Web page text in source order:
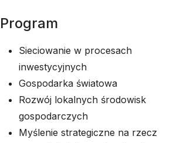
Program
Sieciowanie w procesach
inwestycyjnych
Gospodarka światowa
Rozwój lokalnych środowisk
gospodarczych
Myślenie strategiczne na rzecz